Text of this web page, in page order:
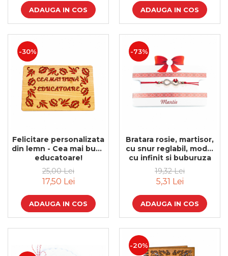
Cadouri personalizate pentru nasi
Bijuterii
CERCEI ZAMAC
Ateliere - planse cu nisip colorat
ADAUGA IN COS ADAUGA IN COS
-30%
Felicitare personalizata
din lemn - Cea mai buna
educatoare!
25,00 Lei
17,50 Lei
ADAUGA IN COS
-73%
Bratara rosie, martisor,
cu snur reglabil, model
cu infinit si buburuza
19,32 Lei
5,31 Lei
ADAUGA IN COS
-20%